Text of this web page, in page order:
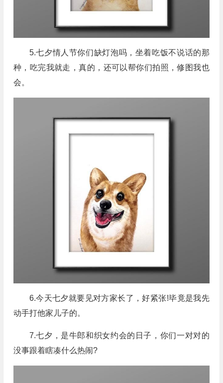
5.七夕情人节你们缺灯泡吗，坐着吃饭不说话的那
种，吃完我就走，真的，还可以帮你们拍照，修图我也
会。
6.今天七夕就要见对方家长了，好紧张!毕竟是我先
动手打他家儿子的。
7.七夕，是牛郎和织女约会的日子，你们一对对的
没事跟着瞎凑什么热闹?